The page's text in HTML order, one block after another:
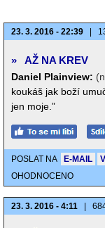
23. 3. 2016 - 22:39
» AŽ NA KREV
Daniel Plainview:
koukáš jak boží
jen moje.”
POSLAT NA E-MAIL
OHODNOCENO
23. 3. 2016 - 4:11